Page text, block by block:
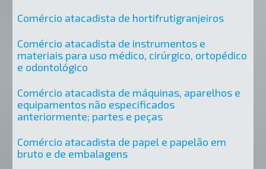
Comércio atacadista de hortifrutigranjeiros
Comércio atacadista de instrumentos e
materiais para uso médico, cirúrgico, ortopédico
e odontológico
Comércio atacadista de máquinas, aparelhos e
equipamentos não especificados
anteriormente; partes e peças
Comércio atacadista de papel e papelão em
bruto e de embalagens